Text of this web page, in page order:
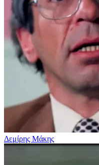
Δεμίρης Μάκης